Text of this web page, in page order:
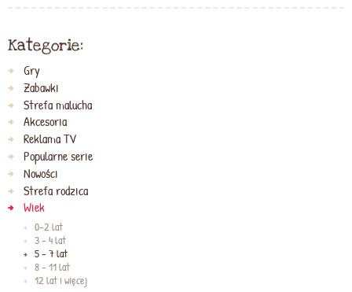
Kategorie:
Gry
Zabawki
Strefa malucha
Akcesoria
Reklama TV
Popularne serie
Nowości
Strefa rodzica
Wiek
0-2 lat
3 - 4 lat
5 - 7 lat
8 - 11 lat
12 lat i więcej